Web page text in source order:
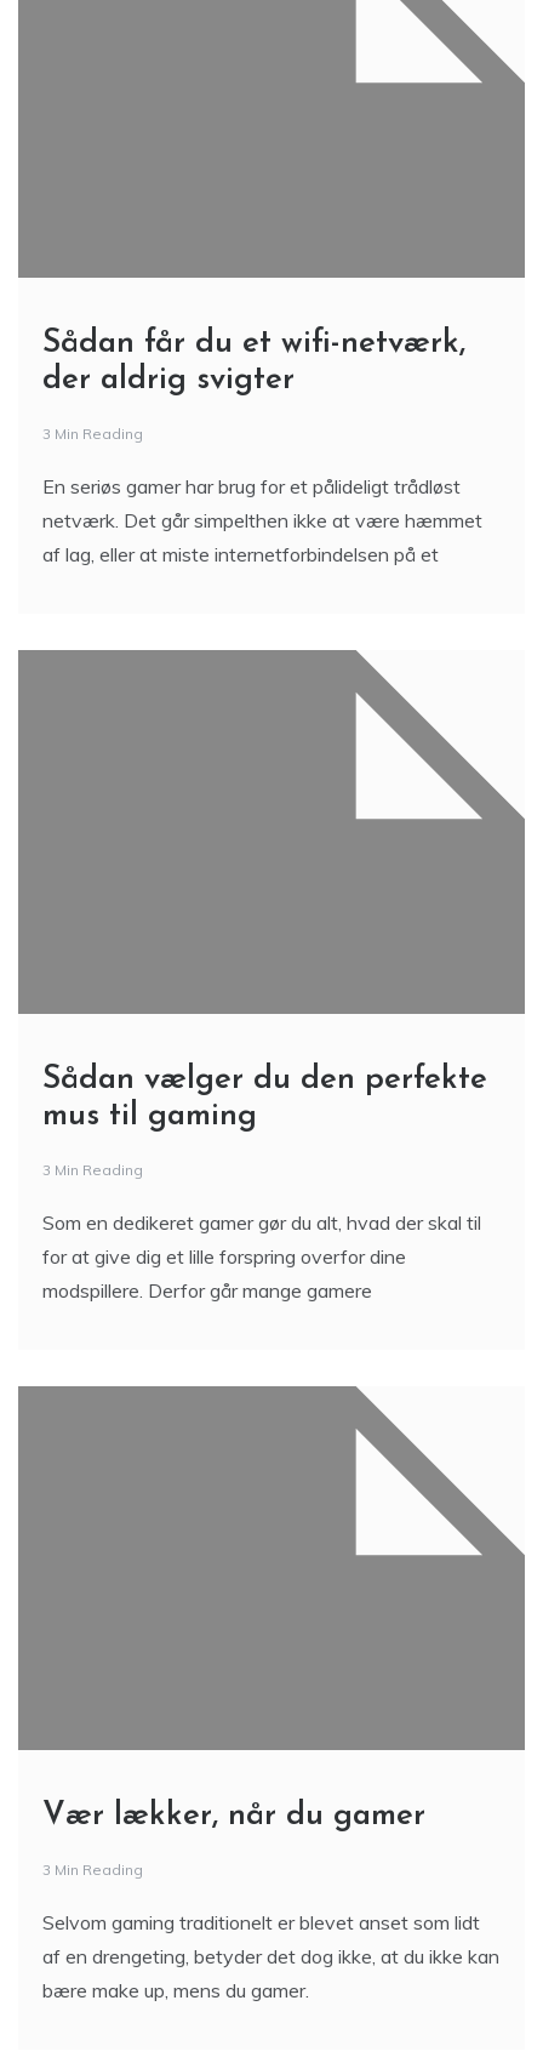
Sådan får du et wifi-netværk,
der aldrig svigter
3 Min Reading
En seriøs gamer har brug for et pålideligt trådløst
netværk. Det går simpelthen ikke at være hæmmet
af lag, eller at miste internetforbindelsen på et
Sådan vælger du den perfekte
mus til gaming
3 Min Reading
Som en dedikeret gamer gør du alt, hvad der skal til
for at give dig et lille forspring overfor dine
modspillere. Derfor går mange gamere
Vær lækker, når du gamer
3 Min Reading
Selvom gaming traditionelt er blevet anset som lidt
af en drengeting, betyder det dog ikke, at du ikke kan
bære make up, mens du gamer.